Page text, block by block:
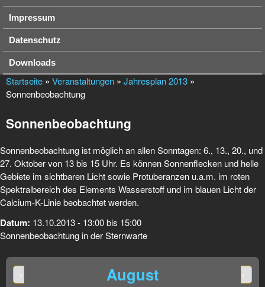
Impressum
Datenschutz
Downloads
Startseite » Veranstaltungen » Jahresplan 2013 »
Sonnenbeobachtung
Sonnenbeobachtung
Sonnenbeobachtung ist möglich an allen Sonntagen: 6., 13., 20., und
27. Oktober von 13 bis 15 Uhr. Es können Sonnenflecken und helle
Gebiete im sichtbaren Licht sowie Protuberanzen u.a.m. im roten
Spektralbereich des Elements Wasserstoff und im blauen Licht der
Calcium-K-Linie beobachtet werden.
Datum: 13.10.2013 - 13:00bis 15:00
Sonnenbeobachtung in der Sternwarte
August
« »